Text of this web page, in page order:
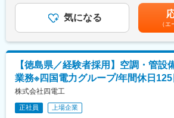
管理組合総会のWEB実施や、住民投票を
プリ「POCKET HOME」をリリースして
・同社は株式会社大京のグループ会社で
（サーパスマンション）の管理を中心と
全国で展開しており、毎年管理戸数受注
ます。大京グループは業界1位の管理戸数
ン管理新聞社調べ）、同社もグループ傘
就業いただくことが可能です。
変更の範囲：会社の定める業務
駅を降りて見える建物、ほとんどに携わ
現在も多くの大型案件に携わっています
均270万円）
・福利厚生に魅力を感じた（借り上げ社
める※規定有）
・休日出勤が限りなく少ないこと、残業
管理のみの残業平均30時間）
・前の職場より大きい何十億の案件に携
はあくまでも目安の金額であり、選考を
あります。月給(月額)は固定手当を含め
気になる
（
【徳島県／経験者採用】空調・管設
業務※四国電力グループ/年間休日125
株式会社四電工
正社員 上場企業